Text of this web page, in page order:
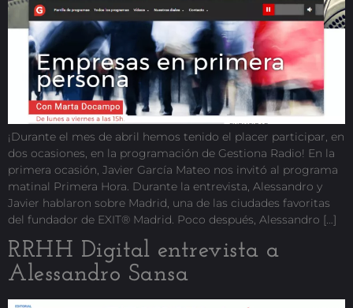
¡Durante el mes de abril hemos tenido el placer participar, en
dos ocasiones, en la programación de Gestiona Radio! En la
primera ocasión, Javier García Mateo nos invitó al programa
matinal Primera Hora. Durante la entrevista, Alessandro y
Javier hablaron sobre Madrid, una de las ciudades favoritas
del fundador de EXIT® Madrid. Poco después, Alessandro […]
RRHH Digital entrevista a
Alessandro Sansa